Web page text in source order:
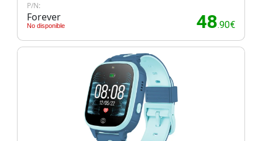
P/N:
Forever
No disponible 48.90€